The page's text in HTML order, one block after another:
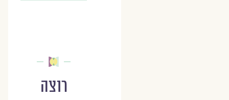
רוצה